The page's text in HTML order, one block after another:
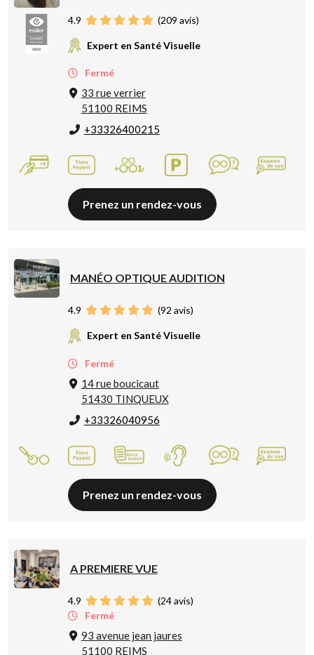
4.9 (209 avis)
Expert en Santé Visuelle
Fermé
33 rue verrier
51100 REIMS
+33326400215
Prenez un rendez-vous
MANÉO OPTIQUE AUDITION
4.9 (92 avis)
Expert en Santé Visuelle
Fermé
14 rue boucicaut
51430 TINQUEUX
+33326040956
Prenez un rendez-vous
A PREMIERE VUE
4.9 (24avis)
Fermé
93 avenue jean jaures
51100 REIMS